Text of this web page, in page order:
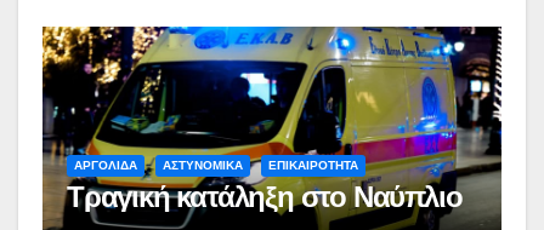
ΑΡΓΟΛΙΔΑ ΑΣΤΥΝΟΜΙΚΑ ΕΠΙΚΑΙΡΟΤΗΤΑ
Τραγική κατάληξη στο Ναύπλιο